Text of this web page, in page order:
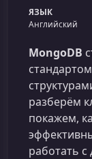
ЯЗЫК
Английский
MongoDB
разберём
покажем,
работать